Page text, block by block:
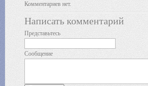
Комментариев нет.
Написать комментарий
Представьтесь
Сообщение